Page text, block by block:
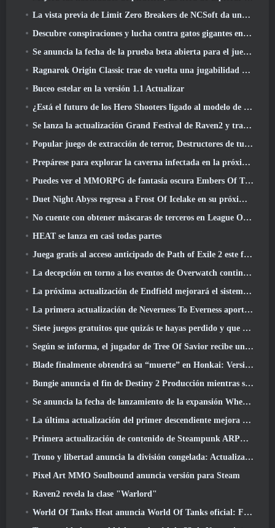
La vista previa de Limit Zero Breakers de NCSoft da una idea de qué esperar de la próxima prueba del prólogo
Descubre conspiraciones y lucha contra gatos gigantes en tu tiempo de inactividad en la última actualización de Where Winds Meet
Se anuncia la fecha de la prueba beta abierta para el juego Dark Fantasy Extraction, Cazador de la niebla
Ragnarok Origin Classic trae de vuelta una jugabilidad MMORPG justa y CBT abre en junio 4
Buceo estelar en la versión 1.1 Actualizar
¿Está el futuro de los Hero Shooters ligado al modelo de servicio en vivo F2P??
Se lanza la actualización Grand Festival de Raven2 y trae consigo la nueva clase Warlord
Popular juego de extracción de terror, Destructores de tumbas, Lanzamientos en Occidente
Prepárese para explorar la caverna infectada en la próxima actualización de Eterspire
Puedes ver el MMORPG de fantasía oscura Embers Of The Uncrown de Nexon durante el Steam Next Fest
Duet Night Abyss regresa a Frost Of Icelake en su próxima actualización Steampunk
No cuente con obtener máscaras de terceros en League Of Legends
HEAT se lanza en casi todas partes
Juega gratis al acceso anticipado de Path of Exile 2 este fin de semana
La decepción en torno a los eventos de Overwatch continúa 10 Año Aniversario
La próxima actualización de Endfield mejorará el sistema de fábrica
La primera actualización de Neverness To Everness aporta mucho a la mesa
Siete juegos gratuitos que quizás te hayas perdido y que forman parte del Steam Ocean Fest
Según se informa, el jugador de Tree Of Savior recibe un premio especial por gastar 100.000 dólares en el juego
Blade finalmente obtendrá su “muerte” en Honkai: Versión de riel en estrella 4.3
Bungie anuncia el fin de Destiny 2 Producción mientras se preparan para trabajar en nuevos proyectos
Se anuncia la fecha de lanzamiento de la expansión Where Winds Meet “Imperial Palace”
La última actualización del primer descendiente mejora el ciclo agrícola y actualiza el modo Embestida
Primera actualización de contenido de Steampunk ARPG Crystalfall para abordar las "preocupaciones clave de los jugadores"
Trono y libertad anuncia la división congelada: Actualización Nix
Pixel Art MMO Soulbound anuncia versión para Steam
Raven2 revela la clase "Warlord"
World Of Tanks Heat anuncia World Of Tanks oficial: Fecha de lanzamiento de HEAT